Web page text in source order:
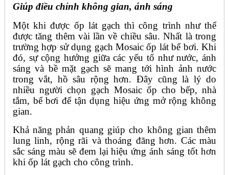
Giúp điều chỉnh không gian, ánh sáng
Một khi được ốp lát gạch thì công trình như thể
được tăng thêm vài lần về chiều sâu. Nhất là trong
trường hợp sử dụng gạch Mosaic ốp lát bể bơi. Khi
đó, sự cộng hưởng giữa các yếu tố như nước, ánh
sáng và bề mặt gạch sẽ mang tới hình ảnh nước
trong vắt, hồ sâu rộng hơn. Đây cũng là lý do
nhiều người chọn gạch Mosaic ốp cho bếp, nhà
tắm, bể bơi để tận dụng hiệu ứng mở rộng không
gian.
Khả năng phản quang giúp cho không gian thêm
lung linh, rộng rãi và thoáng đãng hơn. Các màu
sắc sáng màu sẽ đem lại hiệu ứng ánh sáng tốt hơn
khi ốp lát gạch cho công trình.